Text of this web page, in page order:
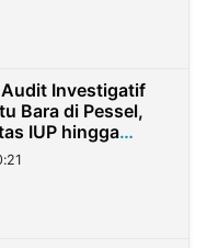
Audit Investigatif
Bara di Pessel,
IUP hingga